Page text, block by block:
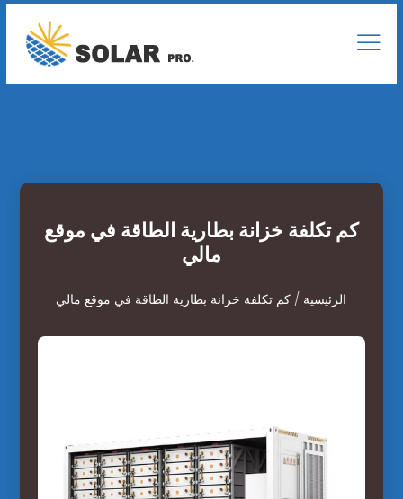
كم تكلفة خزانة بطارية الطاقة في موقع
مالي
الرئيسية / كم تكلفة خزانة بطارية الطاقة في موقع مالي